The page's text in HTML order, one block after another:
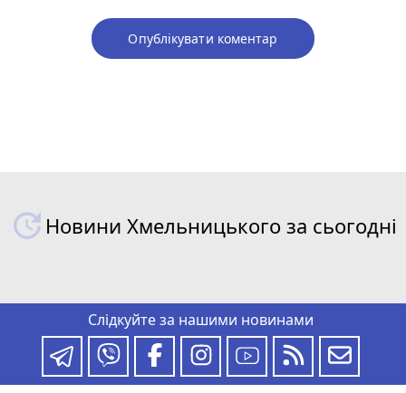
Опублікувати коментар
Новини Хмельницького за сьогодні
Слідкуйте за нашими новинами